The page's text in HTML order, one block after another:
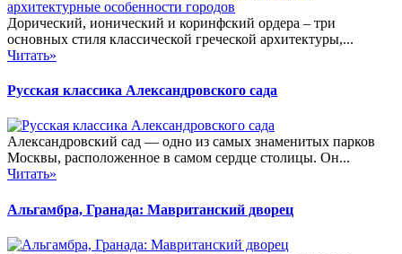
Дорический, ионический и коринфский ордера – три
основных стиля классической греческой архитектуры,...
Читать»
Русская классика Александровского сада
Александровский сад — одно из самых знаменитых парков
Москвы, расположенное в самом сердце столицы. Он...
Читать»
Альгамбра, Гранада: Мавританский дворец